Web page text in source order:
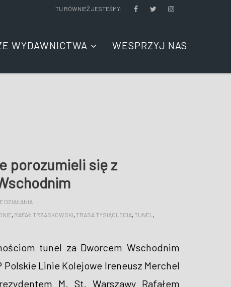
TU RÓWNIEŻ JESTEŚMY:
WYDAWNICTWA WESPRZYJ NAS
porozumieli się z
DZIAŁANIA
, RAFAŁ TRZASKOWSKI, TRASA TYSIĄCLECIA, TUNEL ,
tunel za Dworcem Wschodnim
Polskie Linie Kolejowe Ireneusz Merchel
M. St. Warszawy Rafałem